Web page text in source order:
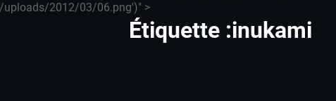
2012/03/06.png')" >
Étiquette :inukami